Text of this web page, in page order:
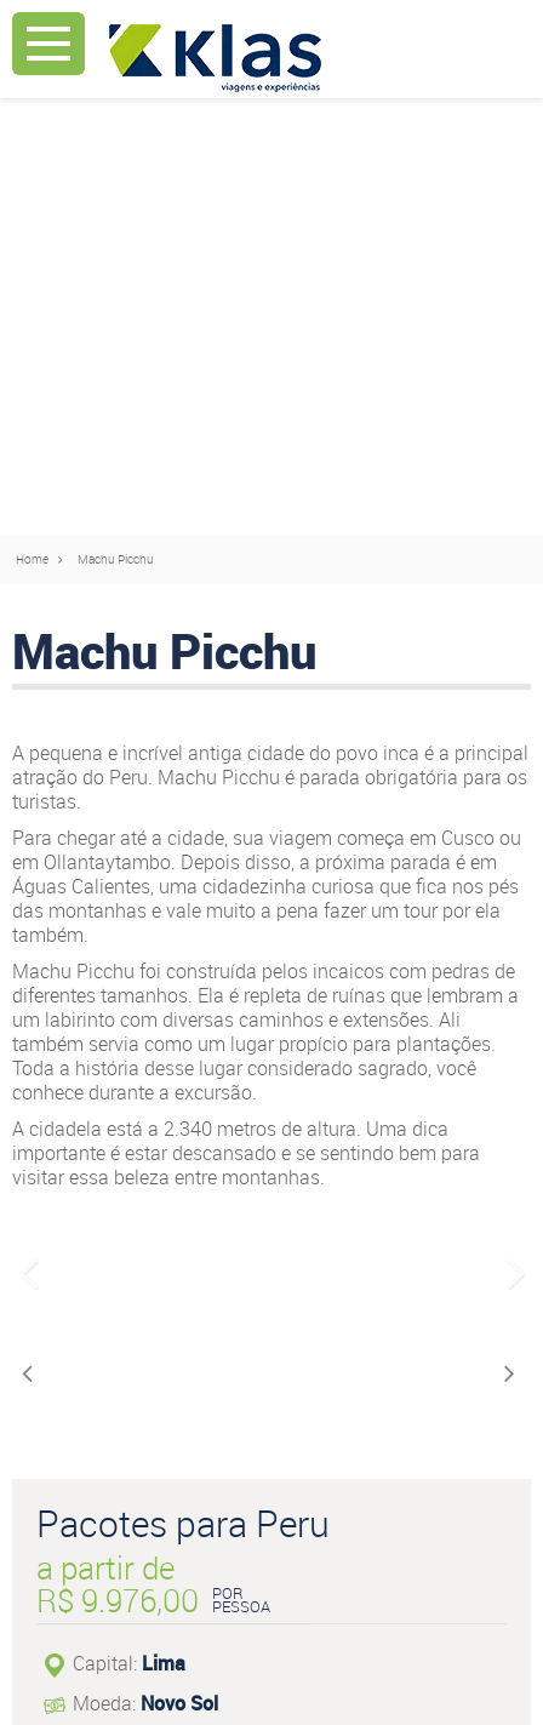
Mostrar Aviso
Home Machu Picchu
Machu Picchu
A pequena e incrível antiga cidade do povo inca é a principal
atração do Peru. Machu Picchu é parada obrigatória para os
turistas.
Para chegar até a cidade, sua viagem começa em Cusco ou
em Ollantaytambo. Depois disso, a próxima parada é em
Águas Calientes, uma cidadezinha curiosa que fica nos pés
das montanhas e vale muito a pena fazer um tour por ela
também.
Machu Picchu foi construída pelos incaicos com pedras de
diferentes tamanhos. Ela é repleta de ruínas que lembram a
um labirinto com diversas caminhos e extensões. Ali
também servia como um lugar propício para plantações.
Toda a história desse lugar considerado sagrado, você
conhece durante a excursão.
A cidadela está a 2.340 metros de altura. Uma dica
importante é estar descansado e se sentindo bem para
visitar essa beleza entre montanhas.
Pacotes para Peru
a partir de
R$ 9.976,00 POR
PESSOA
Capital: Lima
Moeda: Novo Sol